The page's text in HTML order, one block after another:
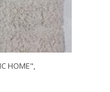
HOME",